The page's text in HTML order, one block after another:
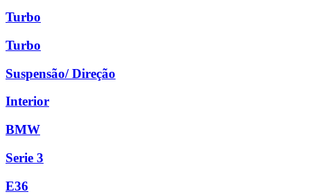
Turbo
Turbo
Suspensão/ Direção
Interior
BMW
Serie 3
E36